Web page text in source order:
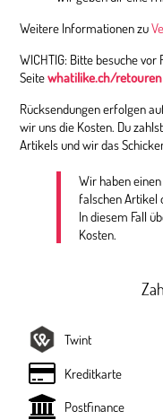
Weitere Informationen zu
WICHTIG: Bitte besuche
Seitewhatilike.ch/retouren
Rücksendungen erfolgen
wir uns die Kosten. Du
Artikels und wir das
Wir haben
falschen Artikel
In diesem Fall
Kosten.
Twint
Kreditkarte
Postfinance